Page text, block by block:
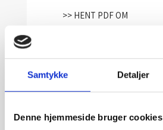
Samtykke Detaljer
Denne hjemmeside bruger cookies
>> HENT PDF OM
Afskrivningsreglerne